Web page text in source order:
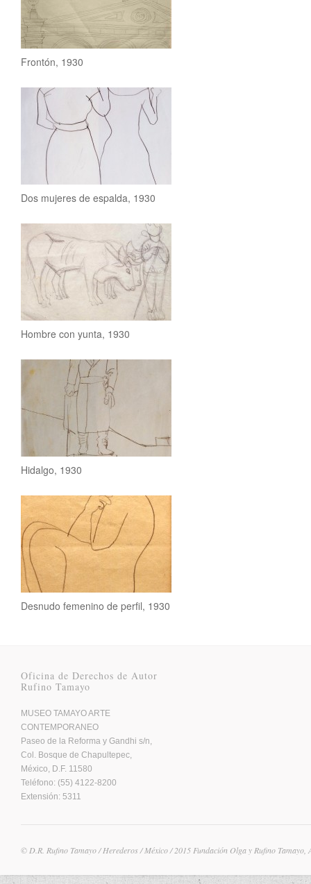
Frontón, 1930
Dos mujeres de espalda, 1930
Hombre con yunta, 1930
Hidalgo, 1930
Desnudo femenino de perfil, 1930
Oficina de Derechos de Autor
Rufino Tamayo
MUSEO TAMAYO ARTE
CONTEMPORANEO
Paseo de la Reforma y Gandhi s/n,
Col. Bosque de Chapultepec,
México, D.F. 11580
Teléfono: (55) 4122-8200
Extensión: 5311
© D.R. Rufino Tamayo / Herederos / México / 2015 Fundación Olga y Rufino Tamayo,